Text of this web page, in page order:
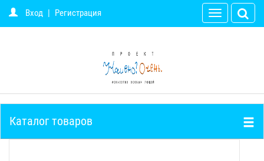
Вход | Регистрация
Toggle
navigation
Каталог товаров